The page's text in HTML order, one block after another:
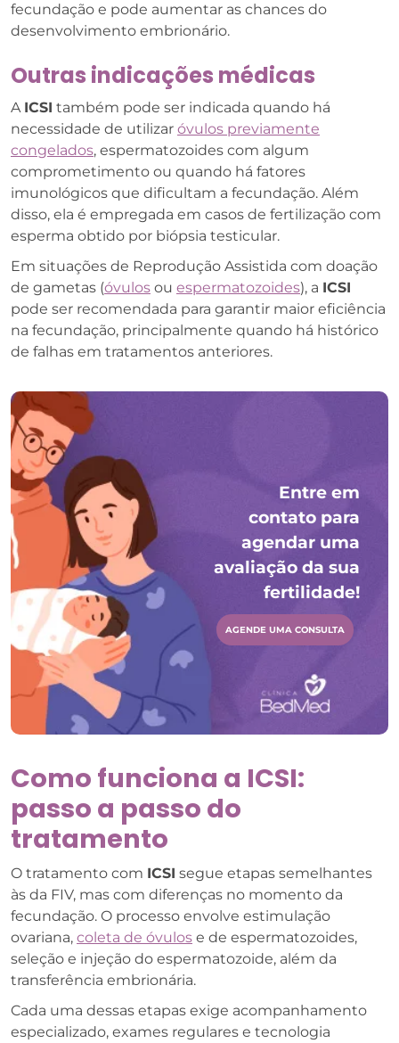
fecundação e pode aumentar as chances do
desenvolvimento embrionário.
Outras indicações médicas
A ICSI também pode ser indicada quando há
necessidade de utilizar óvulos previamente
congelados, espermatozoides com algum
comprometimento ou quando há fatores
imunológicos que dificultam a fecundação. Além
disso, ela é empregada em casos de fertilização com
esperma obtido por biópsia testicular.
Em situações de Reprodução Assistida com doação
de gametas (óvulos ou espermatozoides), a ICSI
pode ser recomendada para garantir maior eficiência
na fecundação, principalmente quando há histórico
de falhas em tratamentos anteriores.
Entre em
contato para
agendar uma
avaliação da sua
fertilidade!
AGENDE UMA CONSULTA
Como funciona a ICSI:
passo a passo do
tratamento
O tratamento com ICSI segue etapas semelhantes
às da FIV, mas com diferenças no momento da
fecundação. O processo envolve estimulação
ovariana, coleta de óvulos e de espermatozoides,
seleção e injeção do espermatozoide, além da
transferência embrionária.
Cada uma dessas etapas exige acompanhamento
especializado, exames regulares e tecnologia